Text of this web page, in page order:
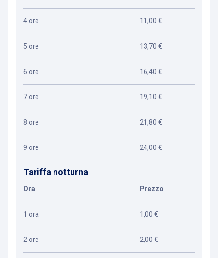
4 ore 11,00 €
5 ore 13,70 €
6 ore 16,40 €
7 ore 19,10 €
8 ore 21,80 €
9 ore 24,00 €
Tariffa notturna
Ora Prezzo
1 ora 1,00 €
2 ore 2,00 €